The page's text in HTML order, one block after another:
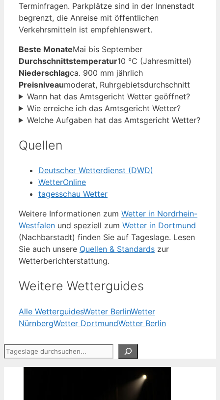
Terminfragen. Parkplätze sind in der Innenstadt
begrenzt, die Anreise mit öffentlichen
Verkehrsmitteln ist empfehlenswert.
Beste MonateMai bis September
Durchschnittstemperatur10 °C (Jahresmittel)
Niederschlagca. 900 mm jährlich
Preisniveaumoderat, Ruhrgebietsdurchschnitt
Wann hat das Amtsgericht Wetter geöffnet?
Wie erreiche ich das Amtsgericht Wetter?
Welche Aufgaben hat das Amtsgericht Wetter?
Quellen
Deutscher Wetterdienst (DWD)
WetterOnline
tagesschau Wetter
Weitere Informationen zum Wetter in Nordrhein-
Westfalen und speziell zum Wetter in Dortmund
(Nachbarstadt) finden Sie auf Tageslage. Lesen
Sie auch unsere Quellen & Standards zur
Wetterberichterstattung.
Weitere Wetterguides
Alle WetterguidesWetter BerlinWetter
NürnbergWetter DortmundWetter Berlin
Suchen